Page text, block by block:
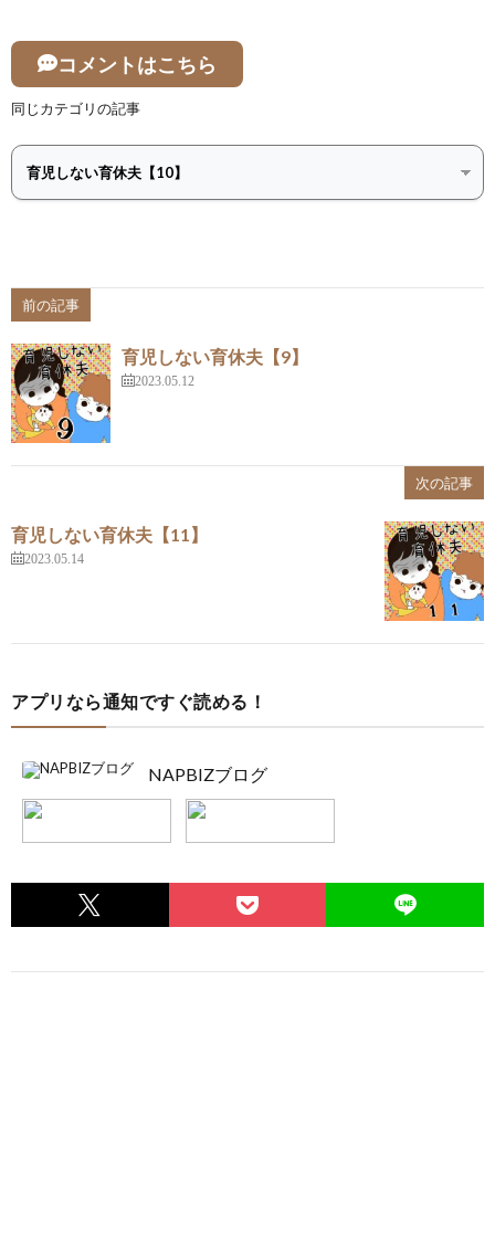
コメントはこちら
同じカテゴリの記事
前の記事
育児しない育休夫【9】
2023.05.12
次の記事
育児しない育休夫【11】
2023.05.14
アプリなら通知ですぐ読める！
NAPBIZブログ